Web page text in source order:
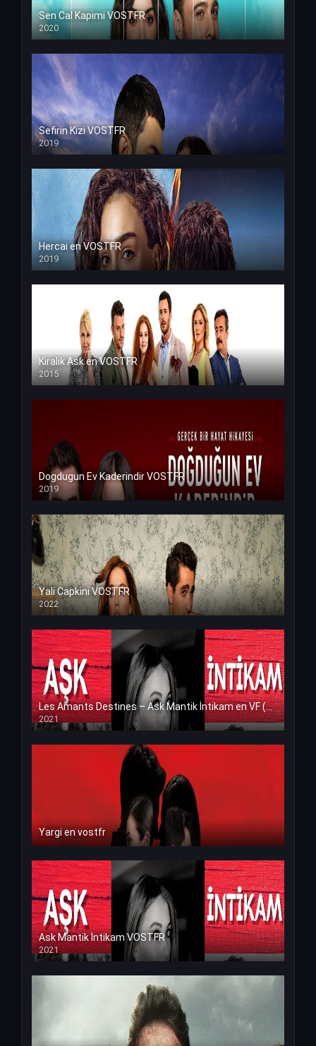
Sen Cal Kapimi VOSTFR
2020
Sefirin Kizi VOSTFR
2019
Hercai en VOSTFR
2019
Kiralik Ask en VOSTFR
2015
Dogdugun Ev Kaderindir VOSTFR
2019
Yali Capkini VOSTFR
2022
Les Amants Destines – Ask Mantik İntikam en VF (Voix Francaise)
2021
Yargi en vostfr
Ask Mantik İntikam VOSTFR
2021